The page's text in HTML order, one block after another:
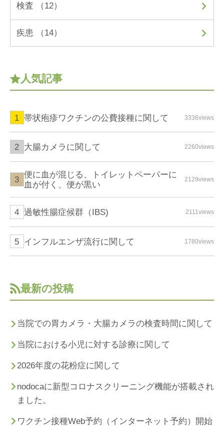
検査 （12）
疾患 （14）
人気記事
帯状疱疹ワクチンの公費接種に関して 3336views
大腸カメラに関して 2260views
便に血が混じる、トイレットペーパーに
血が付く、便が黒い
2129views
過敏性腸症候群（IBS) 2111views
インフルエンザ流行に関して 1780views
最新の投稿
当院での胃カメラ・大腸カメラの検査時間に関して
当院における小児に対する診療に関して
2026年度の花粉症に関して
nodocaに新型コロナスクリーニング機能が搭載され
ました。
ワクチン接種Web予約（インターネット予約）開始